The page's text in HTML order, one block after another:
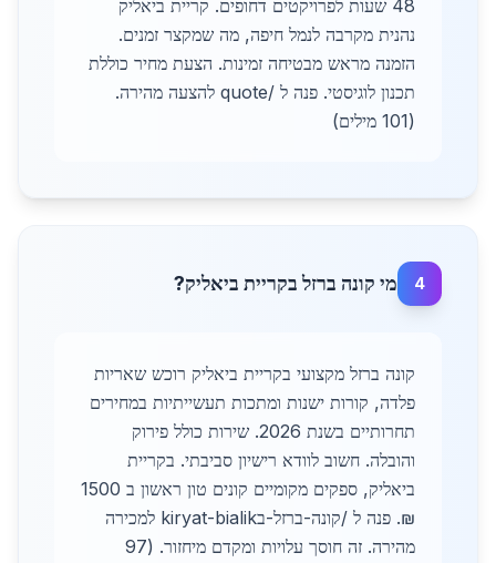
48 שעות לפרויקטים דחופים. קריית ביאליק
נהנית מקרבה לנמל חיפה, מה שמקצר זמנים.
הזמנה מראש מבטיחה זמינות. הצעת מחיר כוללת
תכנון לוגיסטי. פנה ל /quote להצעה מהירה.
(101 מילים)
4 מי קונה ברזל בקריית ביאליק?
קונה ברזל מקצועי בקריית ביאליק רוכש שאריות
פלדה, קורות ישנות ומתכות תעשייתיות במחירים
תחרותיים בשנת 2026. שירות כולל פירוק
והובלה. חשוב לוודא רישיון סביבתי. בקריית
ביאליק, ספקים מקומיים קונים טון ראשון ב 1500
₪. פנה ל /קונה-ברזל-בkiryat-bialik למכירה
מהירה. זה חוסך עלויות ומקדם מיחזור. (97